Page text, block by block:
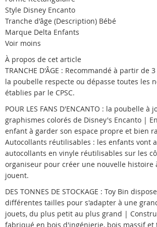
Style Disney Encanto
Tranche d'âge (Description) Bébé
Marque Delta Enfants
Voir moins
À propos de cet article
TRANCHE D'ÂGE : Recommandé à partir de
la poubelle respecte ou dépasse toutes les
établies par le CPSC.
POUR LES FANS D'ENCANTO : la poubelle à
graphismes colorés de Disney's Encanto |
enfant à garder son espace propre et bien
Autocollants réutilisables : les enfants vont
autocollants en vinyle réutilisables sur les
organiseur pour créer une nouvelle histoire
jouent.
DES TONNES DE STOCKAGE : Toy Bin
différentes tailles pour s'adapter à une
jouets, du plus petit au plus grand |
fabriqué en bois d'ingénierie, bois massif et